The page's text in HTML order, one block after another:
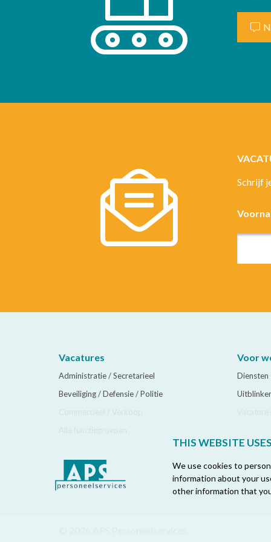
THIS WEBSITE
We use cookies to
information about your
other information that
Schrijf
Vacatures
Administratie / Secretarieel
Beveiliging / Defensie / Politie
Voor
Diensten